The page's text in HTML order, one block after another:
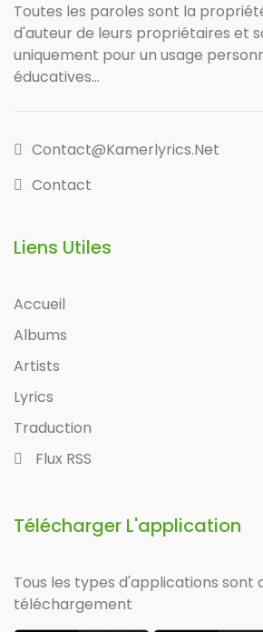
Toutes les paroles sont la
d'auteur de leurs propriétaires et
uniquement pour un usage
éducatives...
Contact@kamerlyrics.net
Contact
Liens Utiles
Accueil
Albums
Artists
Lyrics
Traduction
Flux RSS
Télécharger L'application
Tous les types d'applications sont
téléchargement